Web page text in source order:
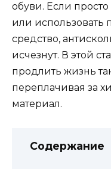
обуви. Если
или использовать
средство,
исчезнут. В этой
продлить жизнь
переплачивая за
материал.
Содержание